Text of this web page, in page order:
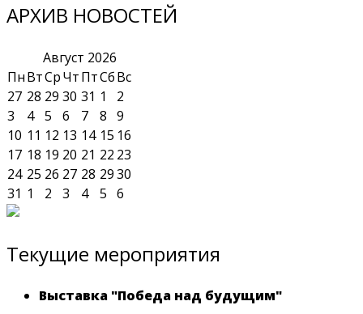
АРХИВ НОВОСТЕЙ
Август 2026
ПнВтСрЧтПтСбВс
27 28 29 30 31 1
2
3
4 5 6 7 8 9
10 11 12 13 14 15 16
17 18 19 20 21 22 23
24 25 26 27 28 2930
31 1 2 3 4 5 6
Текущие мероприятия
Выставка "Победа над будущим"